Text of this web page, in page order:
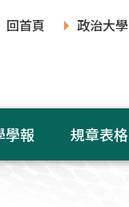
回首頁
政治大學
學報 規章表格